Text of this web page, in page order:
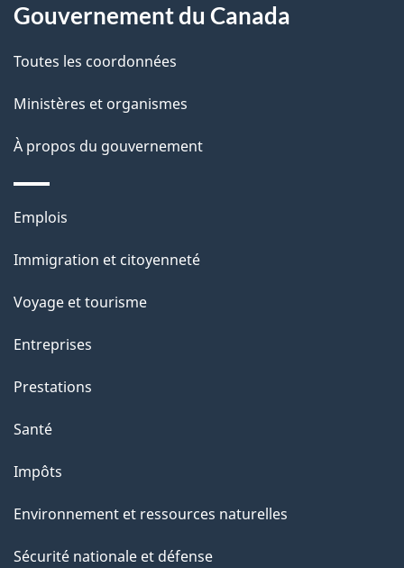
i
l
s
d
e
l
a
p
a
g
e
propos
de
ce
site
Gouvernement du Canada
Toutes les coordonnées
Ministères et organismes
À propos du gouvernement
Thèmes
sujets
Emplois
Immigration et citoyenneté
Voyage et tourisme
Entreprises
Prestations
Santé
Impôts
Environnement et ressources naturelles
Sécurité nationale et défense